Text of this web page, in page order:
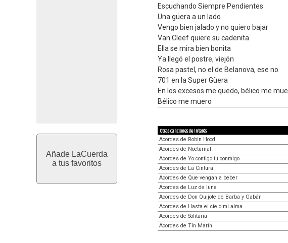
Añade LaCuerda
a tus favoritos
Escuchando Siempre Pendientes
Una güera a un lado
Vengo bien jalado y no quiero bajar
Van Cleef quiere su cadenita
Ella se mira bien bonita
Ya llegó el postre, viejón
Rosa pastel, no el de Belanova, ese no
701 en la Super Güera
En los excesos me quedo, bélico me
Bélico me muero
Otras canciones de interés
Acordes de Robin Hood
Acordes de Nocturnal
Acordes de Yo contigo tú conmigo
Acordes de La Cintura
Acordes de Que vengan a beber
Acordes de Luz de luna
Acordes de Don Quijote de Barba y Gabán
Acordes de Hasta el cielo mi alma
Acordes de Solitaria
Acordes de Tín Marín